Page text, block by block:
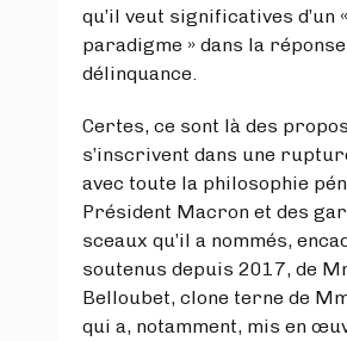
qu’il veut significatives d’un
paradigme » dans la
délinquance.
Certes, ce sont là des
s’inscrivent dans une
avec toute la philosophie
Président Macron et des
sceaux qu’il a nommés,
soutenus depuis 2017, de
Belloubet, clone terne de
qui a, notamment, mis en